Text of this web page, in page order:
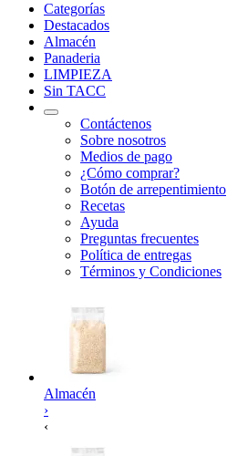
Categorías
Destacados
Almacén
Panaderia
LIMPIEZA
Sin TACC
Contáctenos
Sobre nosotros
Medios de pago
¿Cómo comprar?
Botón de arrepentimiento
Recetas
Ayuda
Preguntas frecuentes
Política de entregas
Términos y Condiciones
Almacén
›
‹